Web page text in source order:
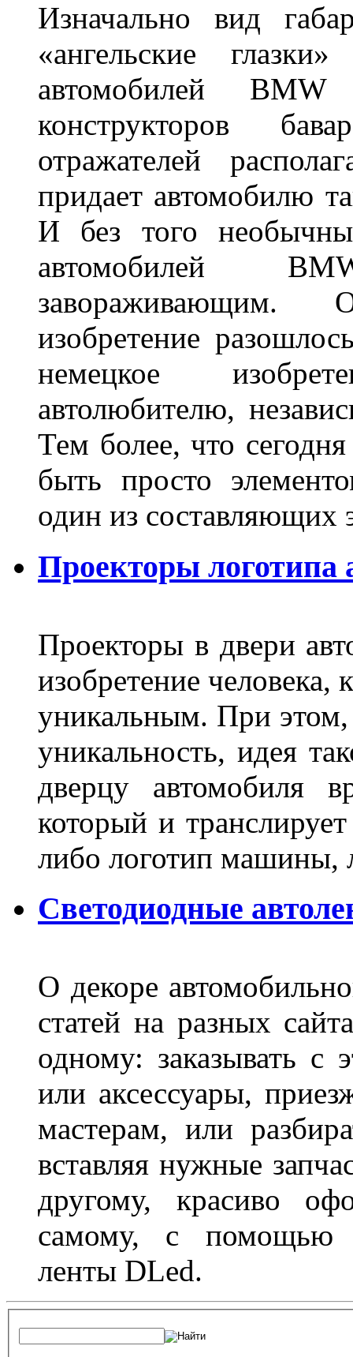
Изначально вид
«ангельские
автомобилей
конструкторов
отражателей
придает автомобилю
И без того
автомобилей
завораживающим.
изобретение
немецкое
автолюбителю,
Тем более, что сегодня
быть просто
один из
Проекторы логотипа
Проекторы в двери
изобретение человека,
уникальным. При этом,
уникальность, идея
дверцу автомобиля
который и
либо логотип машины,
Светодиодные
О декоре
статей на разных
одному: заказывать с
или аксессуары,
мастерам, или
вставляя нужные
другому, красиво
самому, с помощью
ленты DLed.